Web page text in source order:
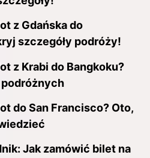
z Gdańska do
szczegóły podróży!
z Krabi do Bangkoku?
do San Francisco? Oto,
Jak zamówić bilet na